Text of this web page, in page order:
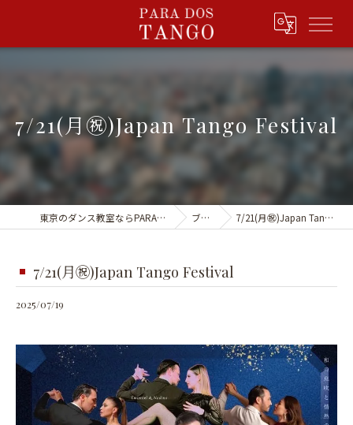
7/21(月㊗️)Japan Tango Festival
東京のダンス教室ならPARA DOS TANGO ブログ 7/21(月㊗️)Japan Tango Festival
7/21(月㊗️)Japan Tango Festival
2025/07/19